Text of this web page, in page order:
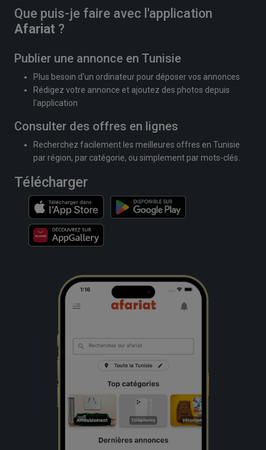
Que puis-je faire avec l'application
Afariat ?
Publier une annonce en Tunisie
Plus besoin d'un ordinateur pour déposer vos annonces
Rédigez votre annonce et ajoutez des photos depuis
l'application
Consulter des offres en lignes
Recherchez facilement les meilleures offres en Tunisie
par région, par catégorie, ou simplement par mots-clés.
Télécharger